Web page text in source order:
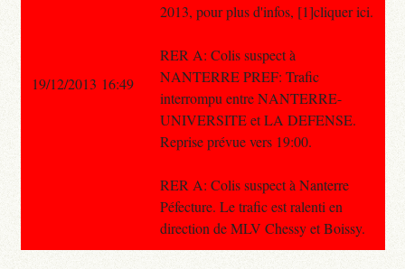
2013, pour plus d'infos, [1]cliquer ici.
RER A: Colis suspect à
NANTERRE PREF: Trafic
interrompu entre NANTERRE-
UNIVERSITE et LA DEFENSE.
Reprise prévue vers 19:00.
RER A: Colis suspect à Nanterre
Péfecture. Le trafic est ralenti en
direction de MLV Chessy et Boissy.
19/12/2013 16:49